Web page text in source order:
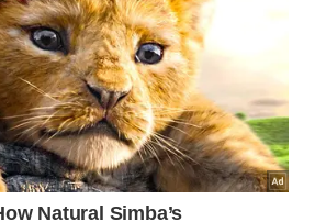
é utilizado para desbloquear
pode estar paralisada por
nocivas. Os praticantes dessa
que o talismã ajuda a
livre de obstáculos energéticos,
mais leve e positiva
você transita.